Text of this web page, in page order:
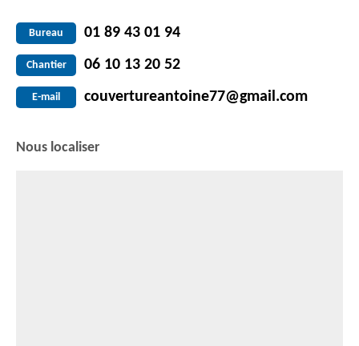
Bureau 01 89 43 01 94
Chantier 06 10 13 20 52
E-mail couvertureantoine77@gmail.com
Nous localiser